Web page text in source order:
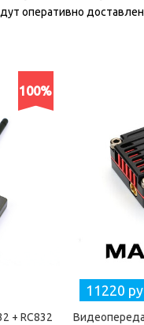
оперативно
100%
+ RC832
11220